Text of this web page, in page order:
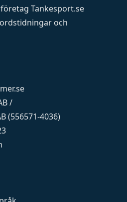
Tankesport.se
och
/
(556571-4036)